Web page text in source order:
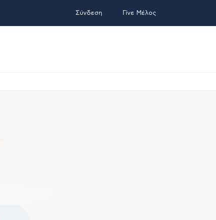
Σύνδεση Γίνε Μέλος